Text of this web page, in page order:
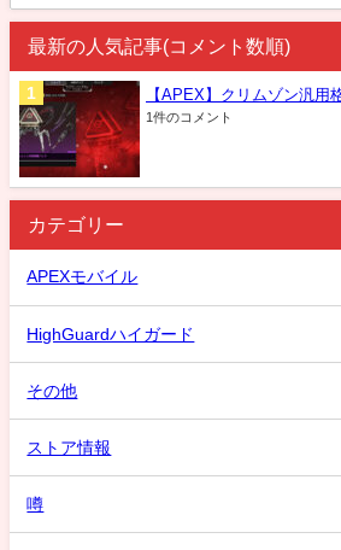
最新の人気記事(コメント数順)
【APEX】クリムゾン汎用
1件のコメント
カテゴリー
APEXモバイル
HighGuardハイガード
その他
ストア情報
噂